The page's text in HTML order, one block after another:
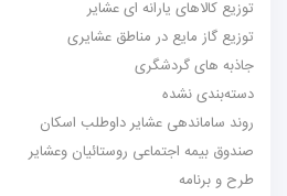
توزیع کالاهای یارانه ای عشایر
توزیع گاز مایع در مناطق عشایری
جاذبه های گردشگری
دسته‌بندی نشده
روند ساماندهی عشایر داوطلب اسکان
صندوق بیمه اجتماعی روستائیان وعشایر
طرح و برنامه